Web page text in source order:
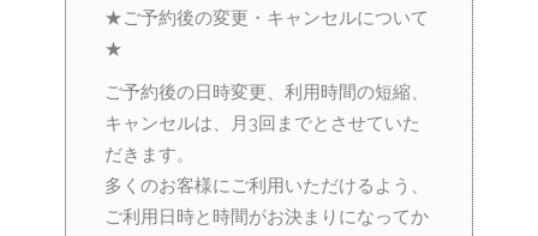
★ご予約後の変更・キャンセルについて
★
ご予約後の日時変更、利用時間の短縮、
キャンセルは、月3回までとさせていた
だきます。
多くのお客様にご利用いただけるよう、
ご利用日時と時間がお決まりになってか